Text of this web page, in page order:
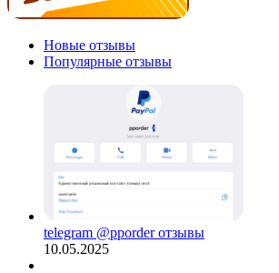
Новые отзывы
Популярные отзывы
telegram @pporder отзывы
10.05.2025